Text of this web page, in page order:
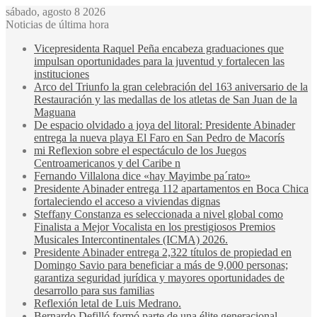
sábado, agosto 8 2026
Noticias de última hora
Vicepresidenta Raquel Peña encabeza graduaciones que
impulsan oportunidades para la juventud y fortalecen las
instituciones
Arco del Triunfo la gran celebración del 163 aniversario de la
Restauración y las medallas de los atletas de San Juan de la
Maguana
De espacio olvidado a joya del litoral: Presidente Abinader
entrega la nueva playa El Faro en San Pedro de Macorís
mi Reflexion sobre el espectáculo de los Juegos
Centroamericanos y del Caribe n
Fernando Villalona dice «hay Mayimbe pa´rato»
Presidente Abinader entrega 112 apartamentos en Boca Chica
fortaleciendo el acceso a viviendas dignas
Steffany Constanza es seleccionada a nivel global como
Finalista a Mejor Vocalista en los prestigiosos Premios
Musicales Intercontinentales (ICMA) 2026.
Presidente Abinader entrega 2,322 títulos de propiedad en
Domingo Savio para beneficiar a más de 9,000 personas;
garantiza seguridad jurídica y mayores oportunidades de
desarrollo para sus familias
Reflexión letal de Luis Medrano.